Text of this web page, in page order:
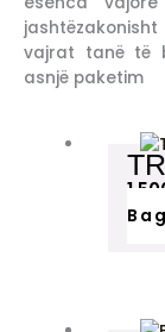
vajrat tanë të
asnjë paketim
Bag